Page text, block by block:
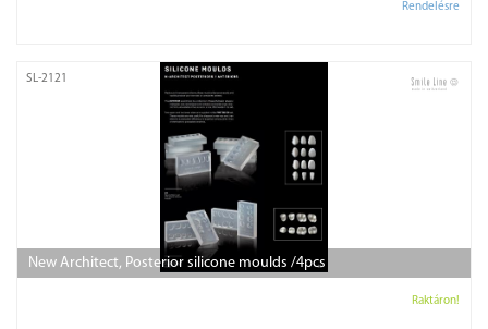
Rendelésre
SL-2121
New Architect, Posterior silicone moulds /4pcs
Raktáron!